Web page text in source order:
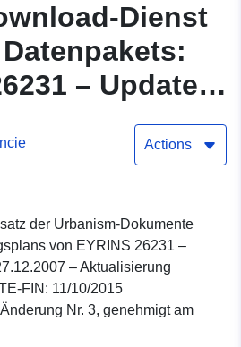
Dienst
– Update
– VALIDITÄT
3, genehmigt
Actions
der Urbanism-Dokumente
von EYRINS 26231 –
– Aktualisierung
FIN: 11/10/2015
Nr. 3, genehmigt am